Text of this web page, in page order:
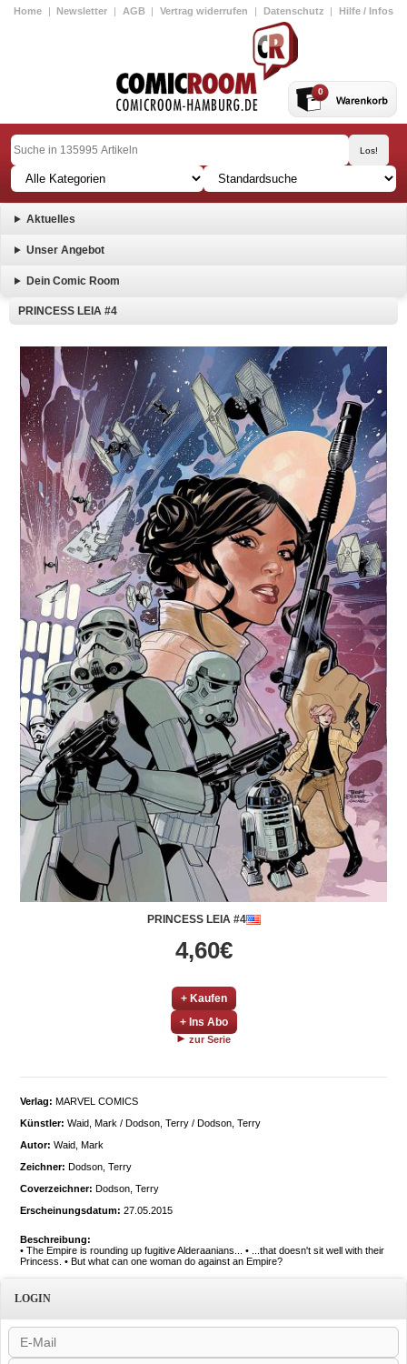
Home | Newsletter | AGB | Vertrag widerrufen | Datenschutz | Hilfe / Infos
0
Aktuelles
Unser Angebot
Dein Comic Room
PRINCESS LEIA #4
PRINCESS LEIA #4
4,60€
+ Kaufen
+ Ins Abo
zur Serie
Verlag: MARVEL COMICS
Künstler: Waid, Mark / Dodson, Terry / Dodson, Terry
Autor: Waid, Mark
Zeichner: Dodson, Terry
Coverzeichner: Dodson, Terry
Erscheinungsdatum: 27.05.2015
Beschreibung:
• The Empire is rounding up fugitive Alderaanians... • ...that doesn't sit well with their
Princess. • But what can one woman do against an Empire?
LOGIN